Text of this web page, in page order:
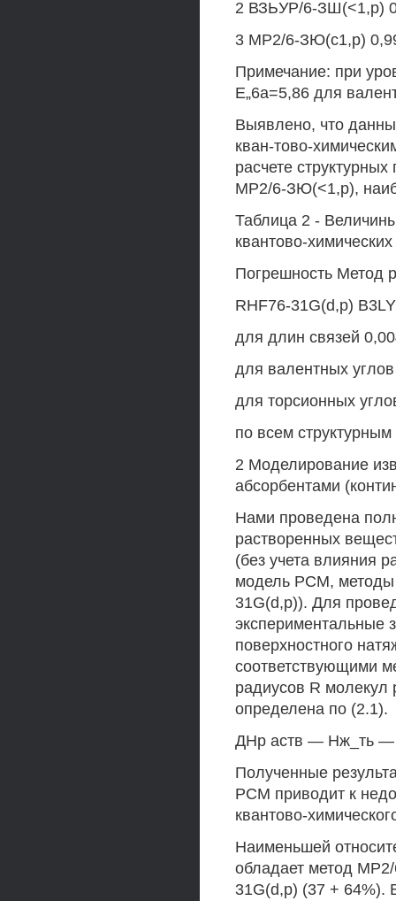
2 ВЗЬУР/6-ЗШ(<1,р)
3 МР2/6-ЗЮ(с1,р)
Примечание: при
Е„6а=5,86 для
Выявлено, что
кван-тово-
расчете
МР2/6-ЗЮ(<1,р),
Таблица 2 -
квантово-
Погрешность Метод
RHF76-31G(d,p)
для длин связей
для валентных
для торсионных
по всем
2 Моделирование
абсорбентами
Нами проведена
растворенных
(без учета влияния
модель РСМ, методы
31G(d,p)). Для
экспериментальные
поверхностного
соответствующими
радиусов R молекул
определена по (2.1).
ДНр аств — Нж_ть —
Полученные
РСМ приводит к
квантово-
Наименьшей
обладает метод
31G(d,p) (37 + 64%).